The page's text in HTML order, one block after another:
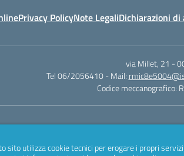
Privacy PolicyNote LegaliDichiarazioni
via Millet, 21 -
Tel 06/2056410 - Mail:
Codice meccanografico:
sito utilizza cookie tecnici per erogare i propri servizi.